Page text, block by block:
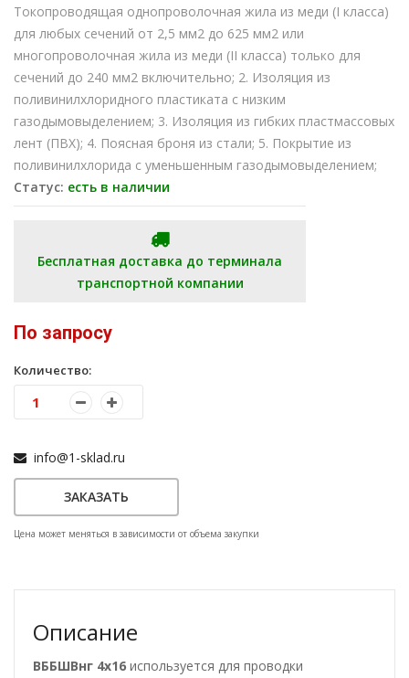
Токопроводящая однопроволочная жила из меди (I класса)
для любых сечений от 2,5 мм2 до 625 мм2 или
многопроволочная жила из меди (II класса) только для
сечений до 240 мм2 включительно; 2. Изоляция из
поливинилхлоридного пластиката с низким
газодымовыделением; 3. Изоляция из гибких пластмассовых
лент (ПВХ); 4. Поясная броня из стали; 5. Покрытие из
поливинилхлорида с уменьшенным газодымовыделением;
Статус: есть в наличии
Бесплатная доставка до терминала
транспортной компании
По запросу
Количество:
info@1-sklad.ru
ЗАКАЗАТЬ
Цена может меняться в зависимости от объема закупки
Описание
ВББШВнг 4х16 используется для проводки